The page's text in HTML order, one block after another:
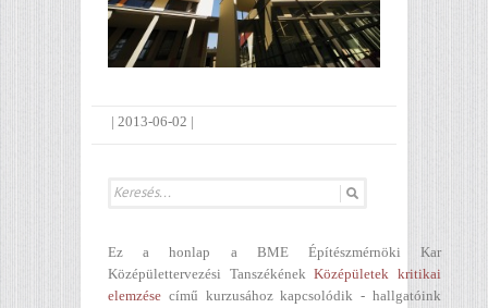
| 2013-06-02 |
Ez a honlap a BME Építészmérnöki Kar
Középülettervezési TanszékénekKözépületek kritikai
elemzése című kurzusához kapcsolódik - hallgatóink